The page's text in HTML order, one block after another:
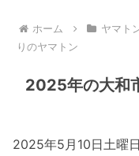
ホーム ヤマト
りのヤマトン
2025年の大和
2025年5月10日土曜